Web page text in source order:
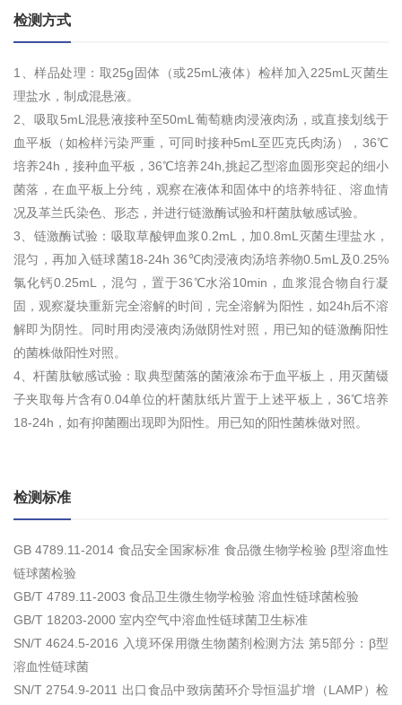
检测方式
1、样品处理：取25g固体（或25mL液体）检样加入225mL灭菌生
理盐水，制成混悬液。
2、吸取5mL混悬液接种至50mL葡萄糖肉浸液肉汤，或直接划线于
血平板（如检样污染严重，可同时接种5mL至匹克氏肉汤），36℃
培养24h，接种血平板，36℃培养24h,挑起乙型溶血圆形突起的细小
菌落，在血平板上分纯，观察在液体和固体中的培养特征、溶血情
况及革兰氏染色、形态，并进行链激酶试验和杆菌肽敏感试验。
3、链激酶试验：吸取草酸钾血浆0.2mL，加0.8mL灭菌生理盐水，
混匀，再加入链球菌18-24h 36℃肉浸液肉汤培养物0.5mL及0.25%
氯化钙0.25mL，混匀，置于36℃水浴10min，血浆混合物自行凝
固，观察凝块重新完全溶解的时间，完全溶解为阳性，如24h后不溶
解即为阴性。同时用肉浸液肉汤做阴性对照，用已知的链激酶阳性
的菌株做阳性对照。
4、杆菌肽敏感试验：取典型菌落的菌液涂布于血平板上，用灭菌镊
子夹取每片含有0.04单位的杆菌肽纸片置于上述平板上，36℃培养
18-24h，如有抑菌圈出现即为阳性。用已知的阳性菌株做对照。
检测标准
GB 4789.11-2014 食品安全国家标准 食品微生物学检验 β型溶血性
链球菌检验
GB/T 4789.11-2003 食品卫生微生物学检验 溶血性链球菌检验
GB/T 18203-2000 室内空气中溶血性链球菌卫生标准
SN/T 4624.5-2016 入境环保用微生物菌剂检测方法 第5部分：β型
溶血性链球菌
SN/T 2754.9-2011 出口食品中致病菌环介导恒温扩增（LAMP）检